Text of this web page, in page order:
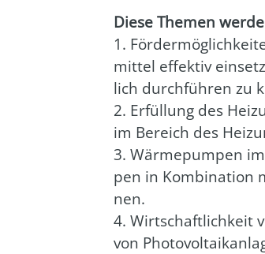
Die­se The­men
1.
mit­tel effek­tiv
lich durch­füh­ren zu
2. Erfül­lung des
im Bereich des
3. Wär­me­pum­pen
pen in Kom­bi­na­ti­on
nen.
4. Wirt­schaft­lich­keit
von